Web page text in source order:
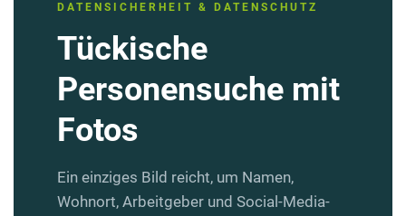
DATENSICHERHEIT & DATENSCHUTZ
Tückische
Personensuche mit
Fotos
Ein einziges Bild reicht, um Namen,
Wohnort, Arbeitgeber und Social-Media-